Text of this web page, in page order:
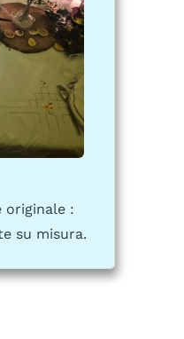
originale :
su misura.